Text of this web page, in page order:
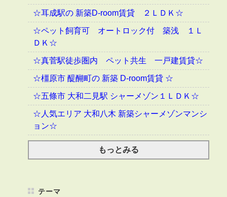
☆耳成駅の 新築D-room賃貸 ２ＬＤＫ☆
☆ペット飼育可 オートロック付 築浅 １Ｌ
ＤＫ☆
☆真菅駅徒歩圏内 ペット共生 一戸建賃貸☆
☆橿原市 醍醐町の 新築 D-room賃貸 ☆
☆五條市 大和二見駅 シャーメゾン１ＬＤＫ☆
☆人気エリア 大和八木 新築シャーメゾンマンシ
ョン☆
もっとみる
テーマ